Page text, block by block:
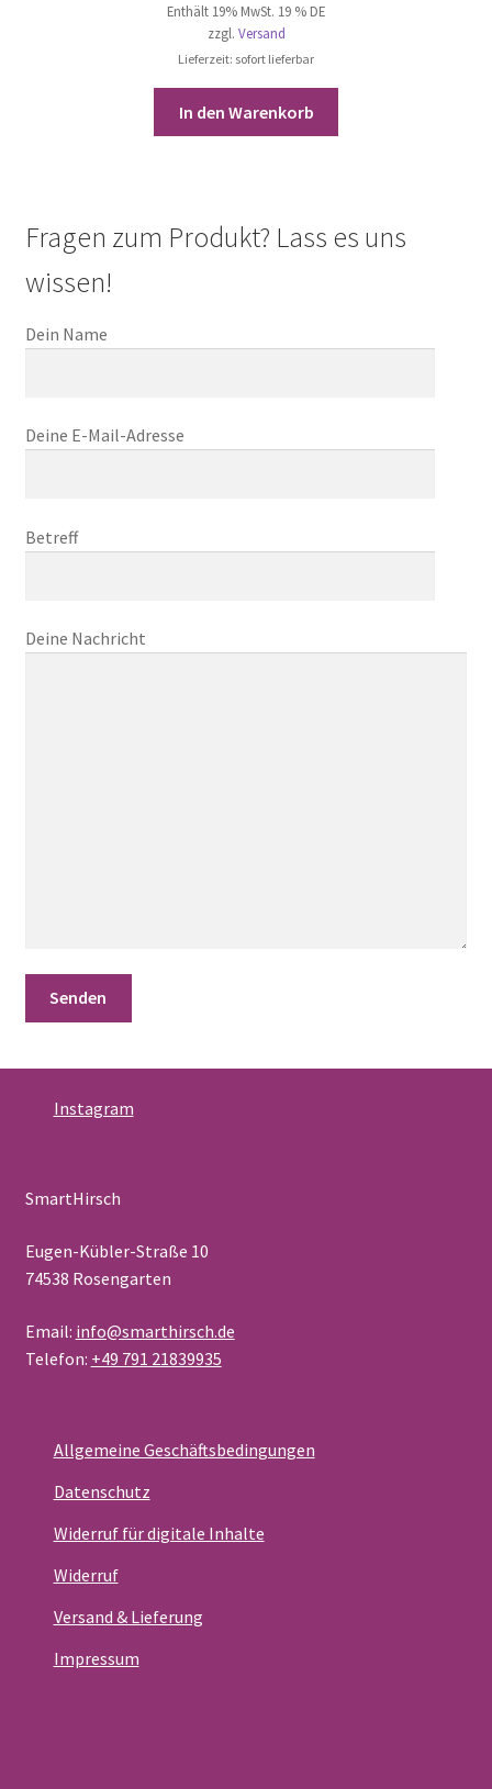
Enthält 19% MwSt. 19 % DE
zzgl. Versand
Lieferzeit: sofort lieferbar
In den Warenkorb
Fragen zum Produkt? Lass es uns
wissen!
Dein Name
Deine E-Mail-Adresse
Betreff
Deine Nachricht
Instagram
SmartHirsch
Eugen-Kübler-Straße 10
74538 Rosengarten
Email: info@smarthirsch.de
Telefon: +49 791 21839935
Allgemeine Geschäftsbedingungen
Datenschutz
Widerruf für digitale Inhalte
Widerruf
Versand & Lieferung
Impressum